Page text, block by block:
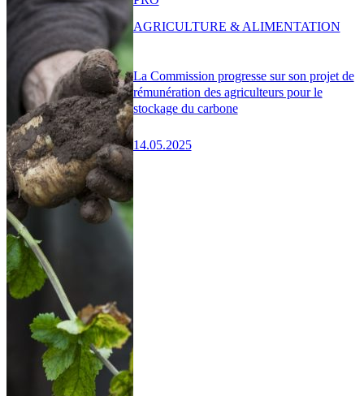
La Commission progresse sur son projet de
rémunération des agriculteurs pour le
stockage du carbone
14.05.2025
AGRICULTURE & ALIMENTATION